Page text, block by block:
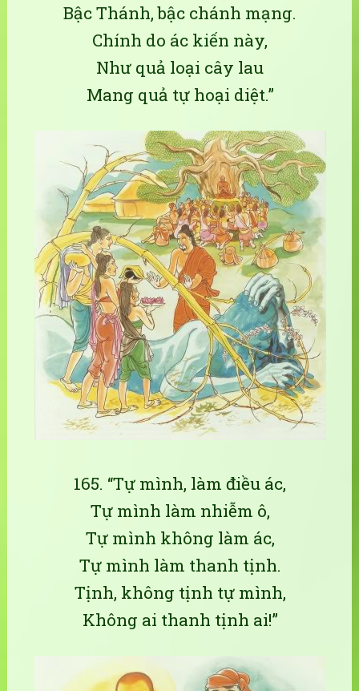
Bậc Thánh, bậc chánh mạng.
Chính do ác kiến này,
Như quả loại cây lau
Mang quả tự hoại diệt.”
165. “Tự mình, làm điều ác,
Tự mình làm nhiễm ô,
Tự mình không làm ác,
Tự mình làm thanh tịnh.
Tịnh, không tịnh tự mình,
Không ai thanh tịnh ai!”